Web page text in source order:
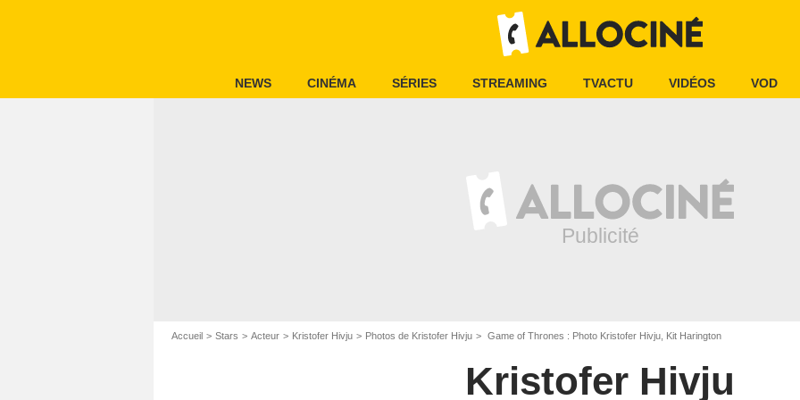
NEWS CINÉMA SÉRIES STREAMING TVACTU VIDÉOS VOD
Accueil Stars Acteur Kristofer Hivju Photos de Kristofer Hivju Game of Thrones : Photo Kristofer Hivju, Kit Harington
Kristofer Hivju